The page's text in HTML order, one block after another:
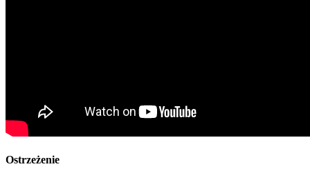
Ostrzeżenie